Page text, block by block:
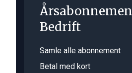
Bedrift
Samle alle abonnement
Betal med kort